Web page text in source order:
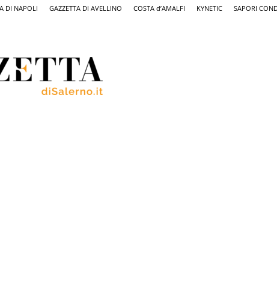
DI NAPOLI GAZZETTA DI AVELLINO COSTA d’AMALFI KYNETIC SAPORI
Salerno,
il
quotidiano